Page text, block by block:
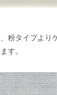
粉タイプより
す。